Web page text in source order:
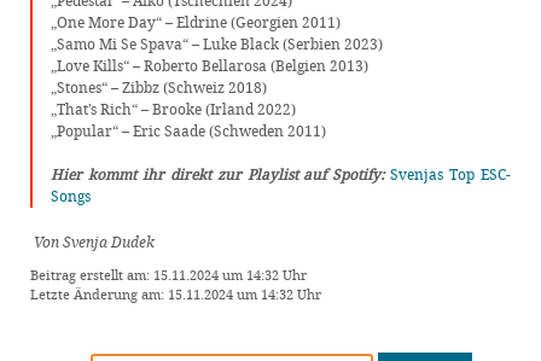
„One More Day“ – Eldrine (Georgien 2011)
„Samo Mi Se Spava“ – Luke Black (Serbien 2023)
„Love Kills“ – Roberto Bellarosa (Belgien 2013)
„Stones“ – Zibbz (Schweiz 2018)
„That’s Rich“ – Brooke (Irland 2022)
„Popular“ – Eric Saade (Schweden 2011)
Hier kommt ihr direkt zur Playlist auf Spotify: Svenjas Top ESC-
Songs
Von Svenja Dudek
Beitrag erstellt am: 15.11.2024 um 14:32 Uhr
Letzte Änderung am: 15.11.2024 um 14:32 Uhr